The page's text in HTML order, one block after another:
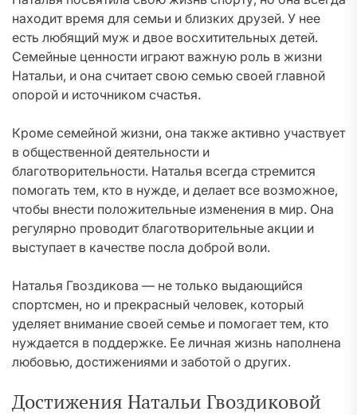
находит время для семьи и близких друзей. У нее
есть любящий муж и двое восхитительных детей.
Семейные ценности играют важную роль в жизни
Натальи, и она считает свою семью своей главной
опорой и источником счастья.
Кроме семейной жизни, она также активно участвует
в общественной деятельности и
благотворительности. Наталья всегда стремится
помогать тем, кто в нужде, и делает все возможное,
чтобы внести положительные изменения в мир. Она
регулярно проводит благотворительные акции и
выступает в качестве посла доброй воли.
Наталья Гвоздикова — не только выдающийся
спортсмен, но и прекрасный человек, который
уделяет внимание своей семье и помогает тем, кто
нуждается в поддержке. Ее личная жизнь наполнена
любовью, достижениями и заботой о других.
Достижения Натальи Гвоздиковой